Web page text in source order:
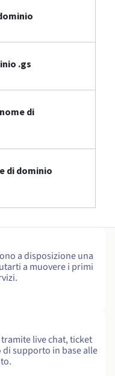
.gs
di
di dominio
a disposizione una
a muovere i primi
live chat, ticket
supporto in base alle